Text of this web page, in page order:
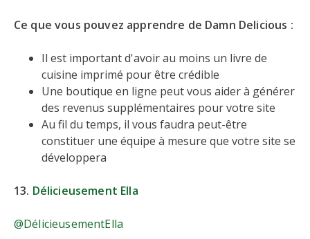
Ce que vous pouvez apprendre de Damn Delicious :
Il est important d'avoir au moins un livre de
cuisine imprimé pour être crédible
Une boutique en ligne peut vous aider à générer
des revenus supplémentaires pour votre site
Au fil du temps, il vous faudra peut-être
constituer une équipe à mesure que votre site se
développera
13. Délicieusement Ella
@DélicieusementElla